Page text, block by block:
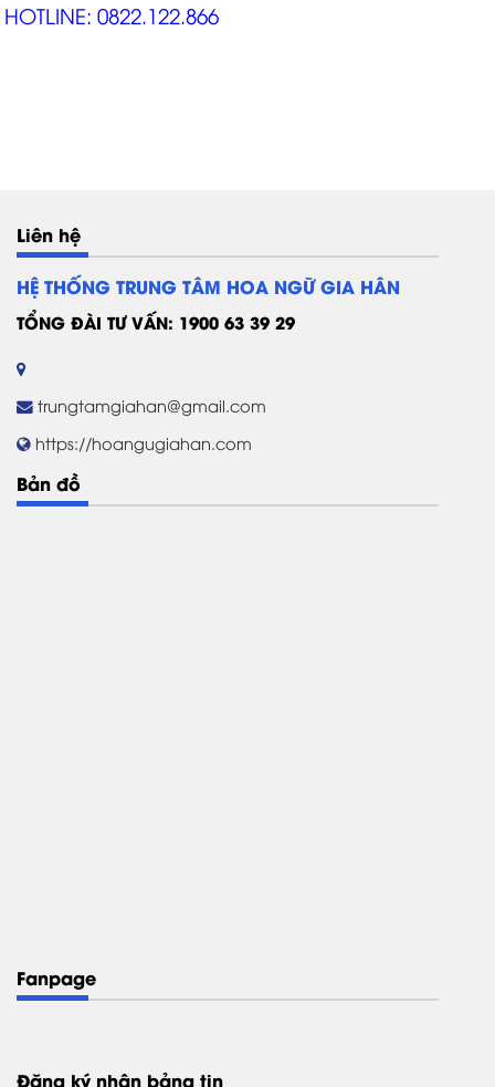
HOTLINE: 0822.122.866
Liên hệ
HỆ THỐNG TRUNG TÂM HOA NGỮ GIA HÂN
TỔNG ĐÀI TƯ VẤN: 1900 63 39 29
trungtamgiahan@gmail.com
https://hoangugiahan.com
Bản đồ
Fanpage
Đăng ký nhận bảng tin